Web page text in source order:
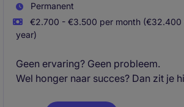
Permanent
€2.700 - €3.500 per month
year)
Geen ervaring? Geen probleem.
Wel honger naar succes? Dan zit je